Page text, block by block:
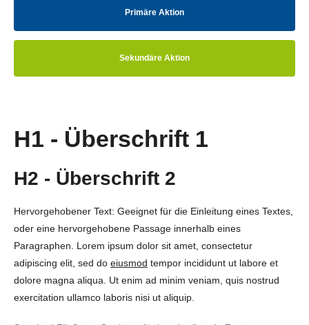
Primäre Aktion
Sekundäre Aktion
H1 - Überschrift 1
H2 - Überschrift 2
Hervorgehobener Text: Geeignet für die Einleitung eines Textes,
oder eine hervorgehobene Passage innerhalb eines
Paragraphen. Lorem ipsum dolor sit amet, consectetur
adipiscing elit, sed do eiusmod tempor incididunt ut labore et
dolore magna aliqua. Ut enim ad minim veniam, quis nostrud
exercitation ullamco laboris nisi ut aliquip.